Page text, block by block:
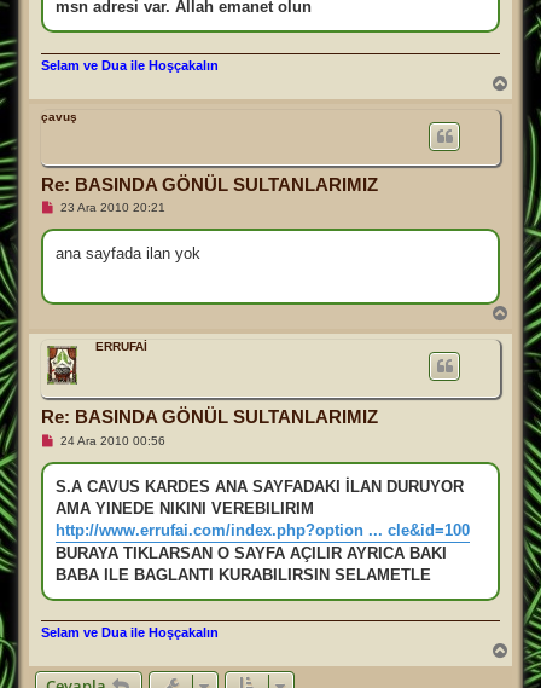
ş
s
a
msn adresi var. Allah emanet olun
Selam ve Dua ile Hoşçakalın
a
çavuş
Re: BASINDA GÖNÜL SULTANLARIMIZ
O
u
n
ı
m
e
s
a
j
23 Ara 2010 20:21
ana sayfada ilan yok
ERRUFAİ
Re: BASINDA GÖNÜL SULTANLARIMIZ
O
u
n
a
m
ı
ş
m
e
s
j
24 Ara 2010 00:56
S.A CAVUS KARDES ANA SAYFADAKI İLAN DURUYOR
AMA YINEDE NIKINI VEREBILIRIM
http://www.errufai.com/index.php?option ... cle&id=100
BURAYA TIKLARSAN O SAYFA AÇILIR AYRICA BAKI
BABA ILE BAGLANTI KURABILIRSIN SELAMETLE
Selam ve Dua ile Hoşçakalın
a